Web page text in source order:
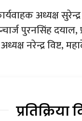
अध्यक्ष
पुरनसिंह
अध्यक्ष नरेन्द्र
प्रतिक्रिया